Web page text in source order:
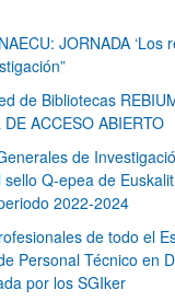
JORNADA ‘Los
de Bibliotecas
ACCESO ABIERTO
de
Q-epea de
2022-2024
de todo el
Personal Técnico en
por los SGIker